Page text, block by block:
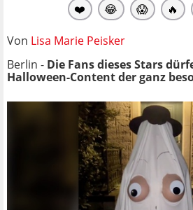
❤️ 😂 😱 🔥
Von Lisa Marie Peisker
Berlin - Die Fans dieses Stars
Halloween-Content der ganz